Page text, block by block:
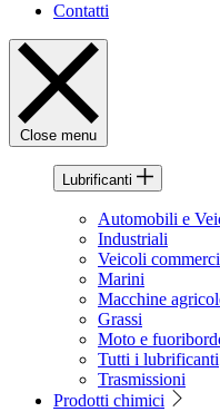
Contatti
Close menu
Lubrificanti
Automobili e
Industriali
Veicoli
Marini
Macchine
Grassi
Moto e
Tutti i lubrificanti
Trasmissioni
Prodotti chimici